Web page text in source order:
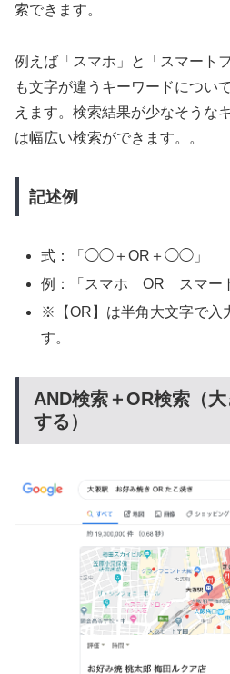
索できます。
例えば「スマホ」と「スマート
も文字が違うキーワードについ
えます。検索結果が少なそうな
は幅広い検索ができます。。
記述例
式：「◯◯＋OR＋◯◯」
例：「スマホ OR スマー
※【OR】は半角大文字で入
す。
AND検索＋OR検索（
する）